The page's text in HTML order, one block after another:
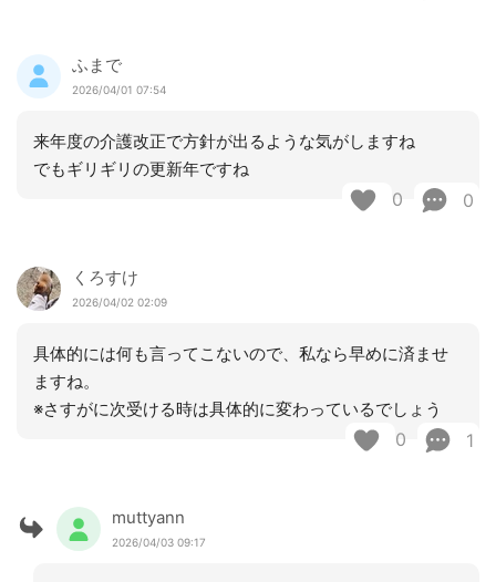
ふまで
2026/04/01 07:54
来年度の介護改正で方針が出るような気がしますね
でもギリギリの更新年ですね
0 0
くろすけ
2026/04/02 02:09
具体的には何も言ってこないので、私なら早めに済ませ
ますね。
※さすがに次受ける時は具体的に変わっているでしょう
0 1
muttyann
2026/04/03 09:17